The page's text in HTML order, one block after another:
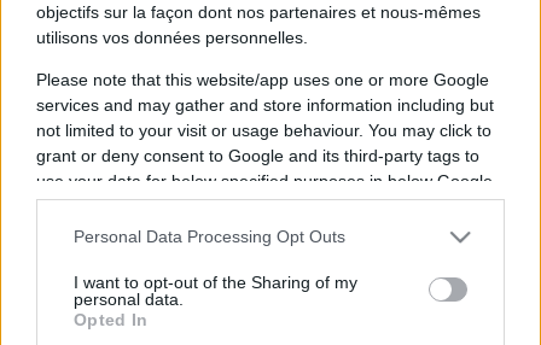
objectifs sur la façon dont nos partenaires et nous-mêmes
utilisons vos données personnelles.
Please note that this website/app uses one or more Google
services and may gather and store information including but
not limited to your visit or usage behaviour. You may click to
grant or deny consent to Google and its third-party tags to
use your data for below specified purposes in below Google
consent section.
Personal Data Processing Opt Outs
I want to opt-out of the Sharing of my
personal data.
Opted In
Vous trouverez ci-dessous la liste des futurs
combats diffusés à la télévision en France de
Deiveson Figueiredo. Ce boxeur de Bresil est
Il n'y a pas de diffusions de combats de